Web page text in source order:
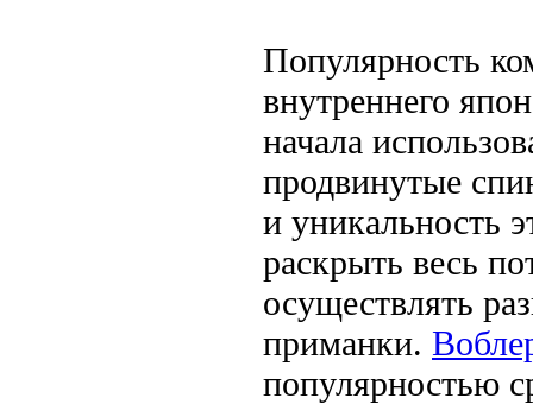
Популярность
внутреннего
начала
продвинутые
и уникальность
раскрыть весь
осуществлять
приманки.
популярностью